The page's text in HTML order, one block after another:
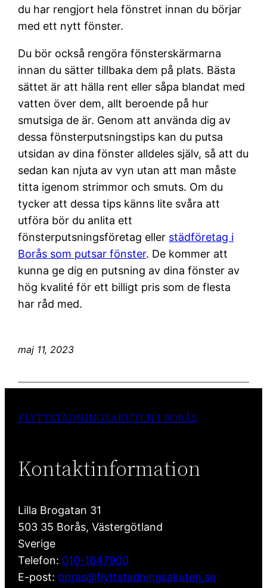
du har rengjort hela fönstret innan du börjar
med ett nytt fönster.
Du bör också rengöra fönsterskärmarna
innan du sätter tillbaka dem på plats. Bästa
sättet är att hälla rent eller såpa blandat med
vatten över dem, allt beroende på hur
smutsiga de är. Genom att använda dig av
dessa fönsterputsningstips kan du putsa
utsidan av dina fönster alldeles själv, så att du
sedan kan njuta av vyn utan att man måste
titta igenom strimmor och smuts. Om du
tycker att dessa tips känns lite svåra att
utföra bör du anlita ett
fönsterputsningsföretag eller städföretag i
Borås som putsar fönster. De kommer att
kunna ge dig en putsning av dina fönster av
hög kvalité för ett billigt pris som de flesta
har råd med.
maj 11, 2023
FLYTTSTÄDNINGSAKUTEN I BORÅS
Kontaktinformation
Lilla Brogatan 31
503 35 Borås,Västergötland
Sverige
Telefon: 010-1647900
E-post: boras@flyttstadningsakuten.se